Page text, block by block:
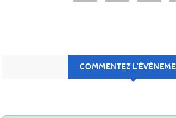
COMMENTEZ